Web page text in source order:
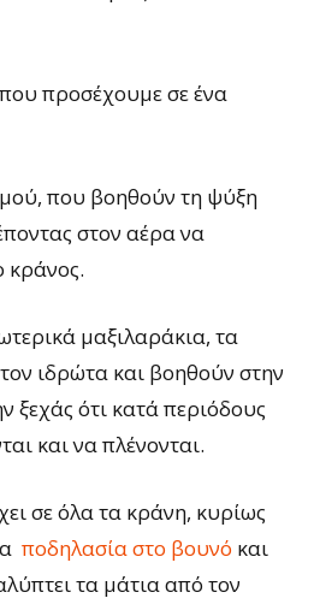
προσέχουμε σε ένα
που βοηθούν τη ψύξη
στον αέρα να
κράνος.
μαξιλαράκια, τα
ιδρώτα και βοηθούν στην
ότι κατά περιόδους
και να πλένονται.
σε όλα τα κράνη, κυρίως
ποδηλασία στο βουνό και
τα μάτια από τον